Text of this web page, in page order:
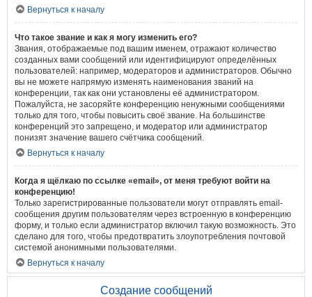
Вернуться к началу
Что такое звание и как я могу изменить его?
Звания, отображаемые под вашим именем, отражают количество
созданных вами сообщений или идентифицируют определённых
пользователей: например, модераторов и администраторов. Обычно
вы не можете напрямую изменять наименования званий на
конференции, так как они установлены её администратором.
Пожалуйста, не засоряйте конференцию ненужными сообщениями
только для того, чтобы повысить своё звание. На большинстве
конференций это запрещено, и модератор или администратор
понизят значение вашего счётчика сообщений.
Вернуться к началу
Когда я щёлкаю по ссылке «email», от меня требуют войти на
конференцию!
Только зарегистрированные пользователи могут отправлять email-
сообщения другим пользователям через встроенную в конференцию
форму, и только если администратор включил такую возможность. Это
сделано для того, чтобы предотвратить злоупотребления почтовой
системой анонимными пользователями.
Вернуться к началу
Создание сообщений